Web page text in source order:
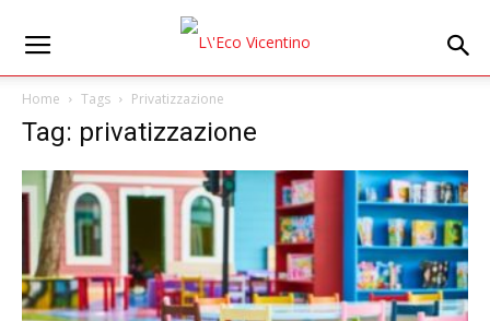
Home Tags Privatizzazione
Tag: privatizzazione